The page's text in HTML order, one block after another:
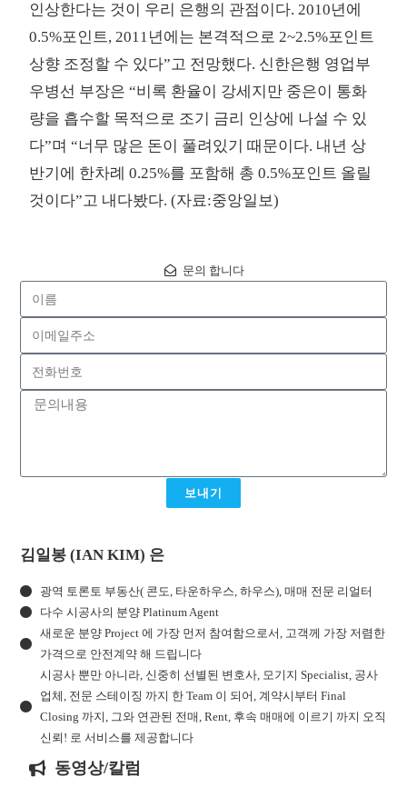
인상한다는 것이 우리 은행의 관점이다. 2010년에
0.5%포인트, 2011년에는 본격적으로 2~2.5%포인트
상향 조정할 수 있다”고 전망했다. 신한은행 영업부
우병선 부장은 “비록 환율이 강세지만 중은이 통화
량을 흡수할 목적으로 조기 금리 인상에 나설 수 있
다”며 “너무 많은 돈이 풀려있기 때문이다. 내년 상
반기에 한차례 0.25%를 포함해 총 0.5%포인트 올릴
것이다”고 내다봤다. (자료:중앙일보)
문의 합니다
보내기
김일봉 (IAN KIM) 은
광역 토론토 부동산( 콘도, 타운하우스, 하우스), 매매 전문 리얼터
다수 시공사의 분양 Platinum Agent
새로운 분양 Project 에 가장 먼저 참여함으로서, 고객께 가장 저렴한
가격으로 안전계약 해 드립니다
시공사 뿐만 아니라, 신중히 선별된 변호사, 모기지 Specialist, 공사
업체, 전문 스테이징 까지 한 Team 이 되어, 계약시부터 Final
Closing 까지, 그와 연관된 전매, Rent, 후속 매매에 이르기 까지 오직
신뢰! 로 서비스를 제공합니다
동영상/칼럼